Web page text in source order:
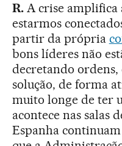
R. A crise amplifica
estarmos
partir da própria
bons líderes não
decretando ordens,
solução, de forma
muito longe de ter
acontece nas salas
Espanha